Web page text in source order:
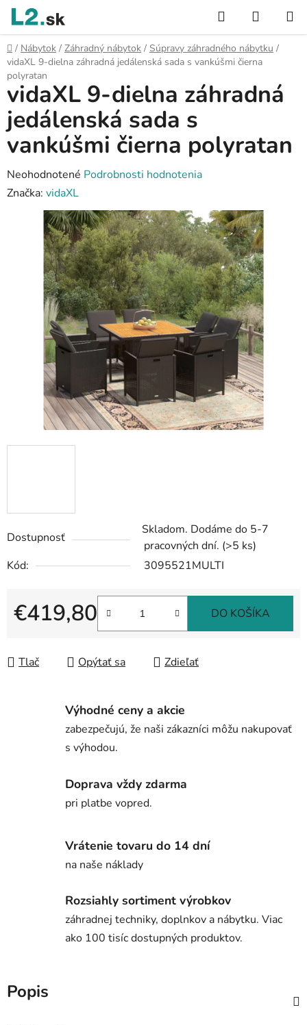
Prejsť
obsah
Hľadať
KOŠÍK
Domov
/ Nábytok / Záhradný nábytok / Súpravy záhradného nábytku /
vidaXL 9-dielna záhradná jedálenská sada s vankúšmi čierna
polyratan
Dostupnosť
Skladom. Dodáme do 5-7
pracovných dní. (>5 ks)
Kód:
3095521MULTI
€419,80 DO KOŠÍKA
Tlač Opýtať sa Zdieľať
vidaXL 9-dielna záhradná
jedálenská sada s
vankúšmi čierna polyratan
Priemerné
hodnotenie
produktu
hviezdičiek.
Neohodnotené Podrobnosti hodnotenia
Značka: vidaXL
Výhodné ceny a akcie
zabezpečujú, že naši zákazníci môžu nakupovať
s výhodou.
Doprava vždy zdarma
pri platbe vopred.
Vrátenie tovaru do 14 dní
na naše náklady
Rozsiahly sortiment výrobkov
záhradnej techniky, doplnkov a nábytku. Viac
ako 100 tisíc dostupných produktov.
Popis